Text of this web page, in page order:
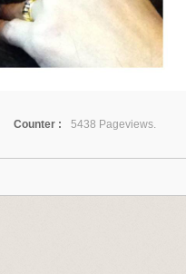
Counter :
5438 Pageviews.